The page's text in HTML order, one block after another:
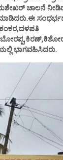
ಚಾಲನೆ
ಭಾಗವಹಿಸಿದರು.